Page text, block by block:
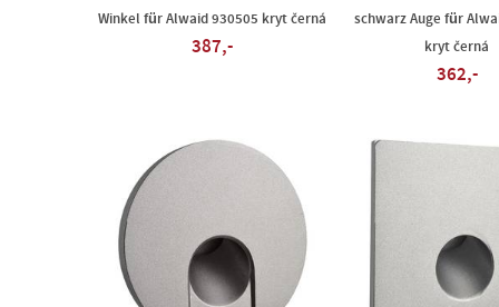
Winkel für Alwaid 930505 kryt černá
387,-
schwarz Auge für
kryt černá
362,-